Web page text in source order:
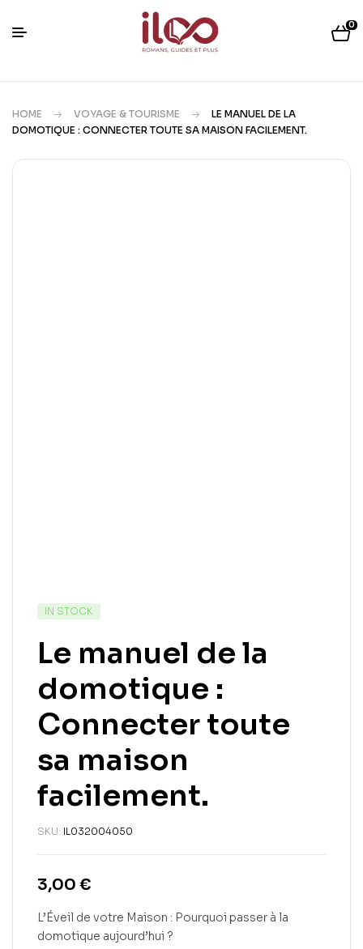
0
HOME VOYAGE & TOURISME
LE MANUEL DE LA
DOMOTIQUE : CONNECTER TOUTE SA MAISON FACILEMENT.
IN STOCK
Le manuel de la
domotique :
Connecter toute
sa maison
facilement.
SKU: IL032004050
3,00 €
L’Éveil de votre Maison : Pourquoi passer à la
domotique aujourd’hui ?